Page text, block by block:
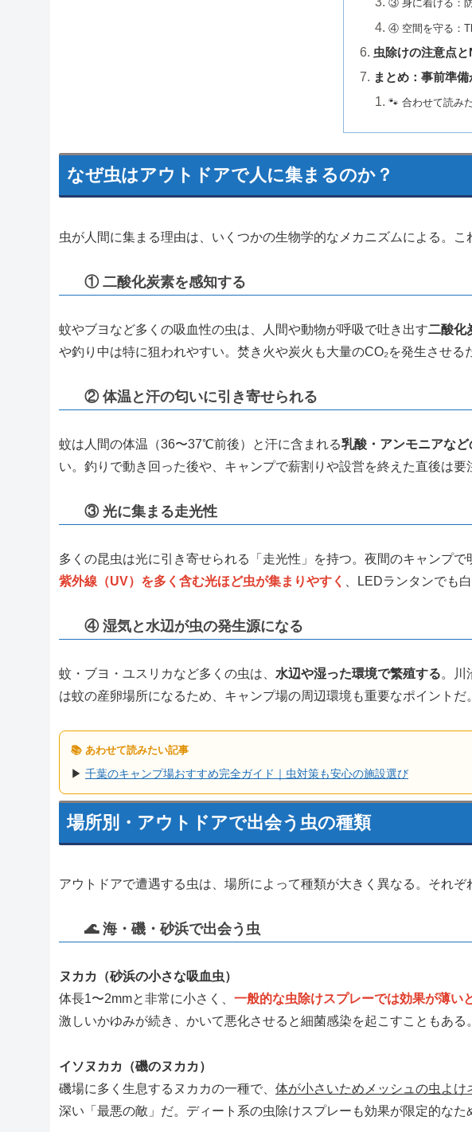
③ 身に着ける：
④ 空間を守る：
虫除けの注意点
まとめ：事前準
🐾 合わせて読み
なぜ虫はアウトドアで人に集まるのか？
虫が人間に集まる理由は、いくつかの生物学的なメカニズムによる。
① 二酸化炭素を感知する
蚊やブヨなど多くの吸血性の虫は、人間や動物が呼吸で吐き出す二酸化
や釣り中は特に狙われやすい。焚き火や炭火も大量のCO₂を発生させる
② 体温と汗の匂いに引き寄せられる
蚊は人間の体温（36〜37℃前後）と汗に含まれる乳酸・アンモニアな
い。釣りで動き回った後や、キャンプで薪割りや設営を終えた直後は要
③ 光に集まる走光性
多くの昆虫は光に引き寄せられる「走光性」を持つ。夜間のキャンプ
紫外線（UV）を多く含む光ほど虫が集まりやすく
、LEDランタンでも
④ 湿気と水辺が虫の発生源になる
蚊・ブヨ・ユスリカなど多くの虫は、 水辺や湿った環境で繁殖する。川
は蚊の産卵場所になるため、キャンプ場の周辺環境も重要なポイントだ。
📚 あわせて読みたい記事
▶ 千葉のキャンプ場おすすめ完全ガイド｜虫対策も安心の施設選び
場所別・アウトドアで出会う虫の種類
アウトドアで遭遇する虫は、場所によって種類が大きく異なる。それ
🌊 海・磯・砂浜で出会う虫
ヌカカ（砂浜の小さな吸血虫）
体長1〜2mmと非常に小さく、 一般的な虫除けスプレーでは効果が薄い
激しいかゆみが続き、かいて悪化させると細菌感染を起こすこともある
イソヌカカ（磯のヌカカ）
磯場に多く生息するヌカカの一種で、 体が小さいためメッシュの虫よ
深い「最悪の敵」だ。ディート系の虫除けスプレーも効果が限定的なた